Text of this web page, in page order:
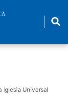
Iglesia Universal